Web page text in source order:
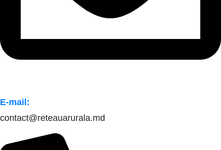
E-mail:
contact@reteauarurala.md